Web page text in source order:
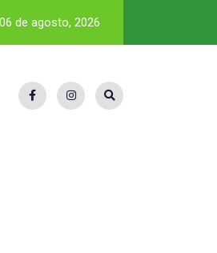
entra no radar da fiscalização e
de agosto, 2026